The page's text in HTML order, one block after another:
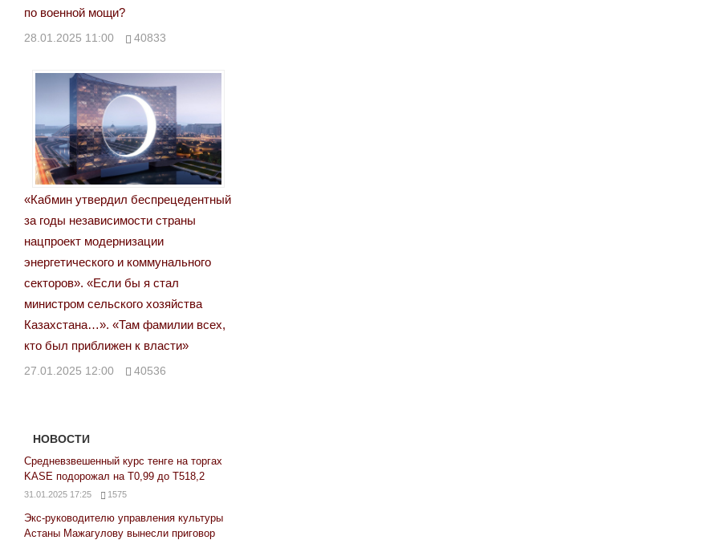
по военной мощи?
28.01.2025 11:00 40833
«Кабмин утвердил беспрецедентный
за годы независимости страны
нацпроект модернизации
энергетического и коммунального
секторов». «Если бы я стал
министром сельского хозяйства
Казахстана…». «Там фамилии всех,
кто был приближен к власти»
27.01.2025 12:00 40536
НОВОСТИ
Средневзвешенный курс тенге на торгах
KASE подорожал на Т0,99 до Т518,2
31.01.2025 17:25 1575
Экс-руководителю управления культуры
Астаны Мажагулову вынесли приговор